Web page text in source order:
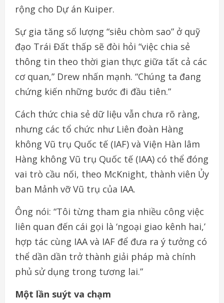
rộng cho Dự án Kuiper.
Sự gia tăng số lượng “siêu chòm sao” ở quỹ
đạo Trái Đất thấp sẽ đòi hỏi “việc chia sẻ
thông tin theo thời gian thực giữa tất cả các
cơ quan,” Drew nhấn mạnh. “Chúng ta đang
chứng kiến những bước đi đầu tiên.”
Cách thức chia sẻ dữ liệu vẫn chưa rõ ràng,
nhưng các tổ chức như Liên đoàn Hàng
không Vũ trụ Quốc tế (IAF) và Viện Hàn lâm
Hàng không Vũ trụ Quốc tế (IAA) có thể đóng
vai trò cầu nối, theo McKnight, thành viên Ủy
ban Mảnh vỡ Vũ trụ của IAA.
Ông nói: “Tôi từng tham gia nhiều công việc
liên quan đến cái gọi là ‘ngoại giao kênh hai,’
hợp tác cùng IAA và IAF để đưa ra ý tưởng có
thể dần dần trở thành giải pháp mà chính
phủ sử dụng trong tương lai.”
Một lần suýt va chạm